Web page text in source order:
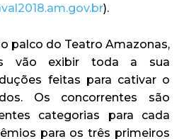
).
palco do Teatro Amazonas,
vão exibir toda a sua
feitas para cativar o
Os concorrentes são
categorias para cada
para os três primeiros